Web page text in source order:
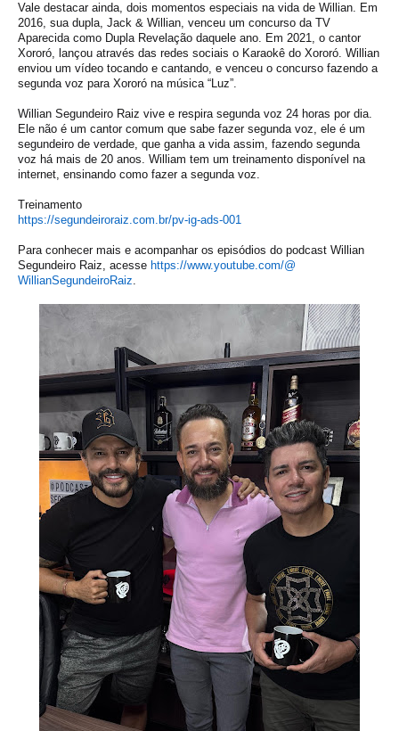
Vale destacar ainda, dois momentos especiais na vida de Willian. Em
2016, sua dupla, Jack & Willian, venceu um concurso da TV
Aparecida como Dupla Revelação daquele ano. Em 2021, o cantor
Xororó, lançou através das redes sociais o Karaokê do Xororó. Willian
enviou um vídeo tocando e cantando, e venceu o concurso fazendo a
segunda voz para Xororó na música “Luz”.
Willian Segundeiro Raiz vive e respira segunda voz 24 horas por dia.
Ele não é um cantor comum que sabe fazer segunda voz, ele é um
segundeiro de verdade, que ganha a vida assim, fazendo segunda
voz há mais de 20 anos. William tem um treinamento disponível na
internet, ensinando como fazer a segunda voz.
Treinamento
https://segundeiroraiz.com.br/pv-ig-ads-001
Para conhecer mais e acompanhar os episódios do podcast Willian
Segundeiro Raiz, acesse https://www.youtube.com/@
WillianSegundeiroRaiz.